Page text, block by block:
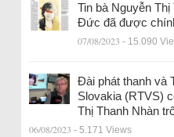
Tin bà Nguyễn
Đức đã được
07/08/2023 - 15.090
Đài phát thanh và
Slovakia (RTVS)
Thị Thanh Nhàn
06/08/2023 - 5.171 Views